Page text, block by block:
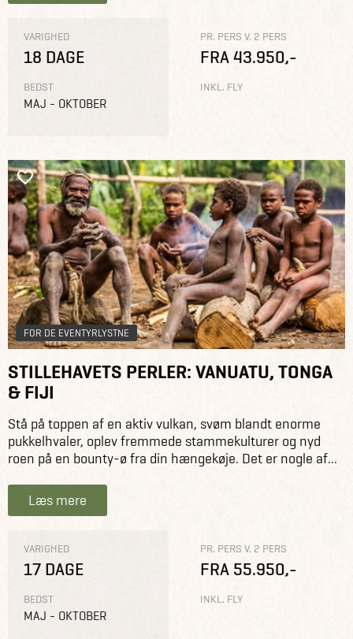
VARIGHED
18 DAGE
BEDST
MAJ - OKTOBER
PR. PERS V. 2 PERS
FRA 43.950,-
INKL. FLY
FOR DE EVENTYRLYSTNE
STILLEHAVETS PERLER: VANUATU, TONGA
& FIJI
Stå på toppen af en aktiv vulkan, svøm blandt enorme
pukkelhvaler, oplev fremmede stammekulturer og nyd
roen på en bounty-ø fra din hængekøje. Det er nogle af...
Læs mere
VARIGHED
17 DAGE
BEDST
MAJ - OKTOBER
PR. PERS V. 2 PERS
FRA 55.950,-
INKL. FLY